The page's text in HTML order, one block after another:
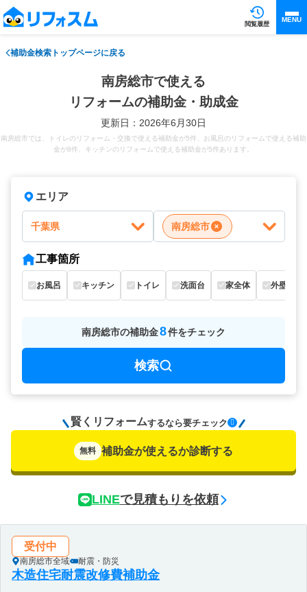
閲覧履歴
MENU
補助金検索トップページに戻る
南房総市で使える
リフォームの補助金・助成金
更新日：2026年6月30日
南房総市では、トイレのリフォーム・交換で使える補助金が5件、お風呂のリフォームで使える補助
金が8件、キッチンのリフォームで使える補助金が5件あります。
エリア
千葉県 南房総市
工事箇所
お風呂 キッチン トイレ 洗面台 家全体 外壁
南房総市の補助金8件をチェック
検索
賢くリフォームするなら要チェック
無料 補助金が使えるか診断する
LINEで見積もりを依頼
受付中
南房総市全域 耐震・防災
木造住宅耐震改修費補助金